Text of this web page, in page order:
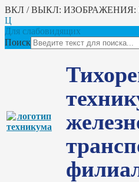
ВКЛ / ВЫКЛ: ИЗОБРАЖЕНИЯ:
Ц
Для слабовидящих
Поиск